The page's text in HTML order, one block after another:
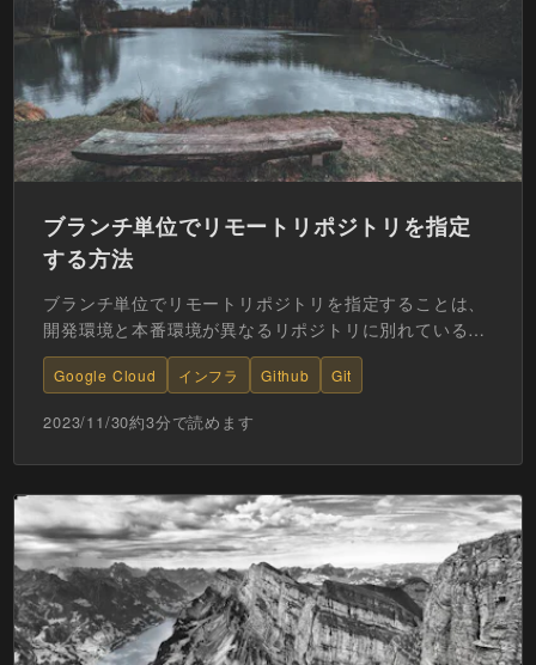
ブランチ単位でリモートリポジトリを指定
する方法
ブランチ単位でリモートリポジトリを指定することは、
開発環境と本番環境が異なるリポジトリに別れている場
合など、チームでの開発作業をより効率的に行うための
有効な手段...
Google Cloud インフラ Github Git
2023/11/30約3分で読めます